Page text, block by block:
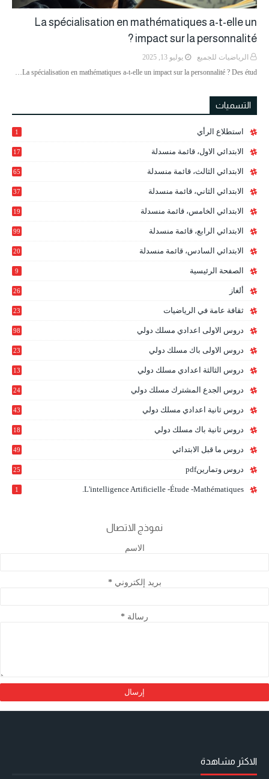
La spécialisation en mathématiques a-t-elle un
impact sur la personnalité ?
الرياضيات للجميع
يوليو 13, 2025
La spécialisation en mathématiques a-t-elle un impact sur la personnalité ? Des étud…
التسميات
استطلاع الرأي 1
الابتدائي الاول، قائمة منسدلة 17
الابتدائي الثالث، قائمة منسدلة 65
الابتدائي الثاني، قائمة منسدلة 37
الابتدائي الخامس، قائمة منسدلة
19
الابتدائي الرابع، قائمة منسدلة 99
الابتدائي السادس، قائمة منسدلة
20
الصفحة الرئيسية 9
ألغاز 26
ثقافة عامة في الرياضيات 23
دروس الاولى اعدادي مسلك دولي 98
دروس الاولى باك مسلك دولي
23
دروس الثالثة اعدادي مسلك دولي
13
دروس الجدع المشترك مسلك دولي
24
دروس ثانية اعدادي مسلك دولي 43
دروس ثانية باك مسلك دولي
18
دروس ما قبل الابتدائي 49
دروس وتمارينpdf 25
L'intelligence Artificielle -étude -mathématiques.
1
نموذج الاتصال
الاسم
بريد إلكتروني*
رسالة *
الاكثر مشاهدة